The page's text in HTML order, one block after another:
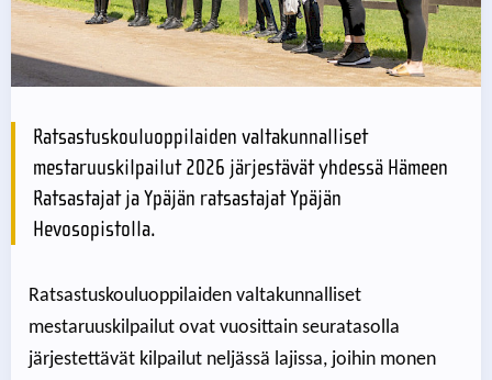
Ratsastuskouluoppilaiden valtakunnalliset
mestaruuskilpailut 2026 järjestävät yhdessä Hämeen
Ratsastajat ja Ypäjän ratsastajat Ypäjän
Hevosopistolla.
Ratsastuskouluoppilaiden valtakunnalliset
mestaruuskilpailut ovat vuosittain seuratasolla
järjestettävät kilpailut neljässä lajissa, joihin monen